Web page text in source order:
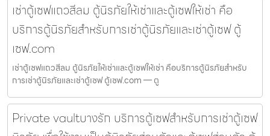
เช่าตู้เซฟแถวสีลม ตู้นิรภัยให้เช่าและตู้เซฟให้เช่า คือ
บริการตู้นิรภัยสำหรับการเช่าตู้นิรภัยและเช่าตู้เซฟ ตู้
เซฟ.com
เช่าตู้เซฟแถวสีลม ตู้นิรภัยให้เช่าและตู้เซฟให้เช่า คือบริการตู้นิรภัยสำหรับ
การเช่าตู้นิรภัยและเช่าตู้เซฟ ตู้เซฟ.com — ตู
Private vaultบางรัก บริการตู้เซฟสำหรับการเช่าตู้เซฟ